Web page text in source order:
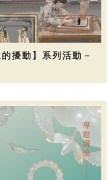
擾動】系列活動－